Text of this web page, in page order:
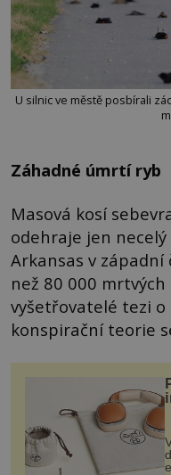
U silnic ve městě posbírali
Záhadné úmrtí ryb
Masová kosí
odehraje jen
Arkansas v
než 80 000
vyšetřovatelé tezi o
konspirační teorie